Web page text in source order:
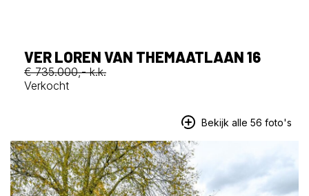
VER LOREN VAN THEMAATLAAN 16
€ 735.000,- k.k.
Verkocht
Bekijk alle 56 foto's